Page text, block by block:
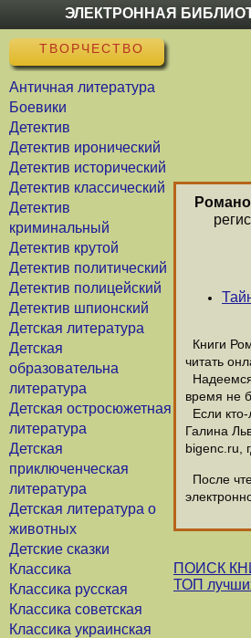
ЭЛЕКТРОННАЯ
ТВОРЧЕСТВО
Античная литература
Боевики
Детектив
Детектив иронический
Детектив исторический
Детектив классический
Детектив
криминальный
Детектив крутой
Детектив политический
Детектив полицейский
Детектив шпионский
Детская литература
Детская
образовательна
литература
Детская остросюжетная
литература
Детская
приключенческая
литература
Детская литература о
животных
Детские сказки
Классика
Классика русская
Классика советская
Классика украинская
Книги
читать
время не
Если
Галина
bigenc.ru,
После
ПОИСК
ТОП